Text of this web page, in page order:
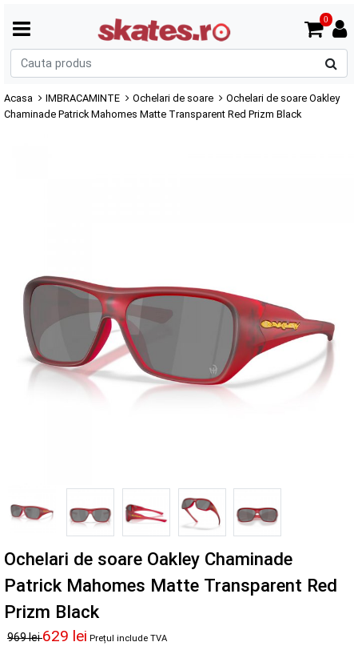
0
Acasa IMBRACAMINTE Ochelari de soare
Ochelari de soare Oakley
Chaminade Patrick Mahomes Matte Transparent Red Prizm Black
Ochelari de soare Oakley Chaminade
Patrick Mahomes Matte Transparent Red
Prizm Black
969 lei629 lei Prețul include TVA